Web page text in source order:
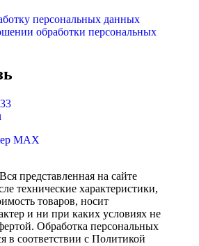
персональных данных
обработки персональных
MAX
представленная на сайте
технические характеристики,
товаров, носит
и ни при каких условиях не
Обработка персональных
в соответствии с Политикой